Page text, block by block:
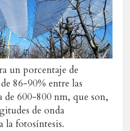
un porcentaje de
86-90% entre las
de 600-800 nm, que son,
de onda
la fotosíntesis.